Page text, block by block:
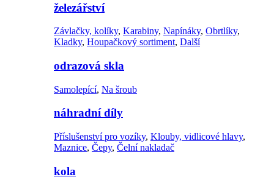
železářství
Závlačky, kolíky, Karabiny, Napínáky, Obrtlíky,
Kladky, Houpačkový sortiment, Další
odrazová skla
Samolepící, Na šroub
náhradní díly
Příslušenství pro vozíky, Klouby, vidlicové hlavy,
Maznice, Čepy, Čelní nakladač
kola